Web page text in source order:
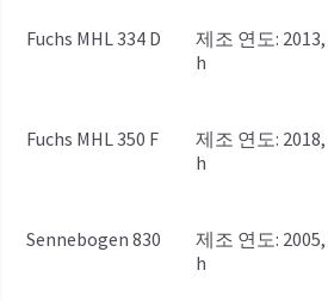
Fuchs MHL 334 D
제조 연도: 2013, 시간: 17565
h
Fuchs MHL 350 F
제조 연도: 2018, 시간: 14680
h
Sennebogen 830
제조 연도: 2005, 시간: 17500
h